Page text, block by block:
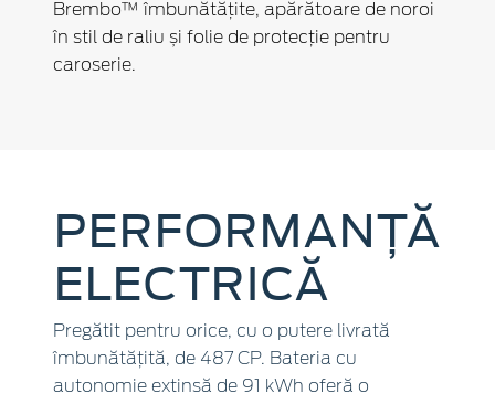
Brembo™ îmbunătățite, apărătoare de noroi
în stil de raliu și folie de protecție pentru
caroserie.
PERFORMANȚĂ
ELECTRICĂ
Pregătit pentru orice, cu o putere livrată
îmbunătățită, de 487 CP. Bateria cu
autonomie extinsă de 91 kWh oferă o